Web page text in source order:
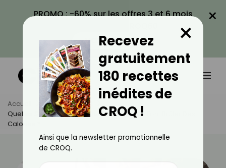
PROMO : -60% sur les offres 3 et 6 mois
VOIR LA PROMO
×
Accueil Actus
Sport
Quelles Sont Les Tâches Quotidiennes Qui Font Brûler Des
Calories ?
Recevez
gratuitement
180 recettes
inédites de
CROQ !
×
Ainsi que la newsletter promotionnelle
de CROQ.